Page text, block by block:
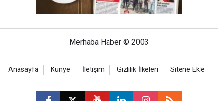
Merhaba Haber © 2003
Anasayfa Künye İletişim Gizlilik İlkeleri Sitene Ekle